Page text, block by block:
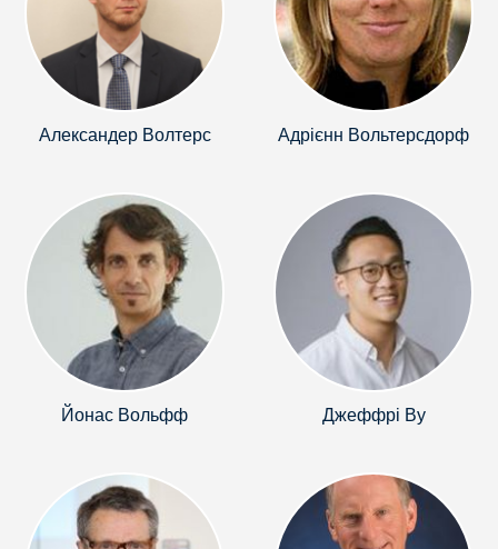
Александер Волтерс Адрієнн Вольтерсдорф
Йонас Вольфф Джеффрі Ву